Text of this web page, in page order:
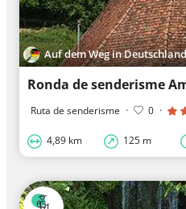
Auf dem Weg in
Ruta de senderisme · 0 ·
4,89 km 125 m